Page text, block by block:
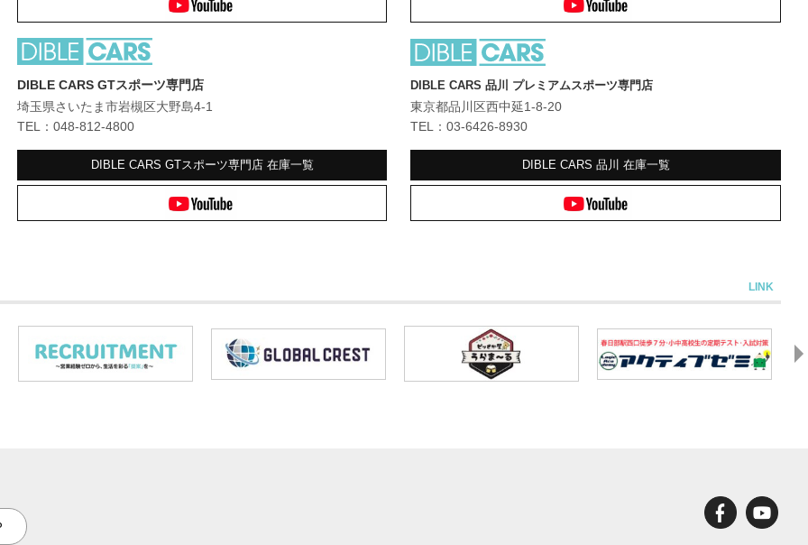
DIBLE CARS GTスポーツ専門店
埼玉県さいたま市岩槻区大野島4-1
TEL：048-812-4800
DIBLE CARS GTスポーツ専門店 在庫一覧
DIBLE CARS 品川 プレミアムスポーツ専門店
東京都品川区西中延1-8-20
TEL：03-6426-8930
DIBLE CARS 品川 在庫一覧